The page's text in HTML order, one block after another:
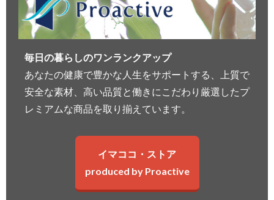
毎日の暮らしのワンランクアップ
あなたの健康で豊かな人生をサポートする、上質で
安全な素材、高い品質と働きにこだわり厳選したプ
レミアムな商品を取り揃えています。
イマココ・ストア
produced by Proactive